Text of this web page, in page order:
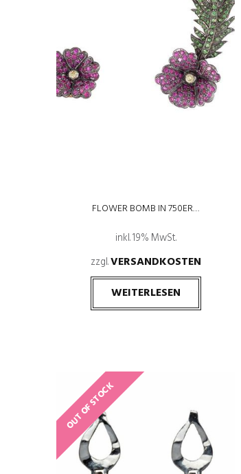
FLOWER BOMB IN 750ER…
inkl. 19% MwSt.
zzgl.VERSANDKOSTEN
WEITERLESEN
OUT OF STOCK